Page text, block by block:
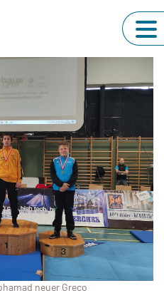
neuer Greco